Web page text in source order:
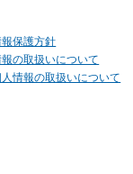
保護方針
の取扱いについて
情報の取扱いについて